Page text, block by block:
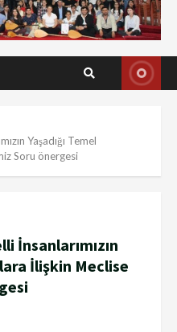
Yaşadığı Temel
Soru önergesi
İnsanlarımızın
İlişkin Meclise